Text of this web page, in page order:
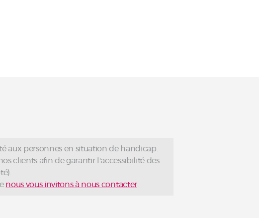
aux personnes en situation de handicap.
clients afin de garantir l'accessibilité des
nous vous invitons à nous contacter.